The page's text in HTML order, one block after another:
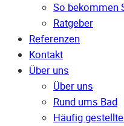
So bekommen
Ratgeber
Referenzen
Kontakt
Über uns
Über uns
Rund ums Bad
Häufig